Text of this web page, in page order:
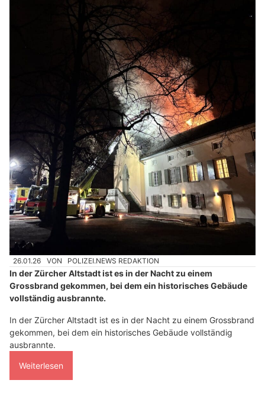
26.01.26 VON POLIZEI.NEWS REDAKTION
In der Zürcher Altstadt ist es in der Nacht zu einem
Grossbrand gekommen, bei dem ein historisches Gebäude
vollständig ausbrannte.
In der Zürcher Altstadt ist es in der Nacht zu einem Grossbrand
gekommen, bei dem ein historisches Gebäude vollständig
ausbrannte.
Weiterlesen